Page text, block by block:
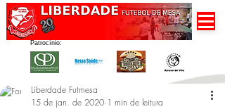
Patrocínio:
Liberdade Futmesa
15 de jan. de 2020 1 min de leitura